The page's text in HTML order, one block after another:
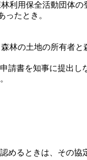
利用保全活動団体の
たとき。
林の土地の所有者
書を知事に提出し
めるときは、その協